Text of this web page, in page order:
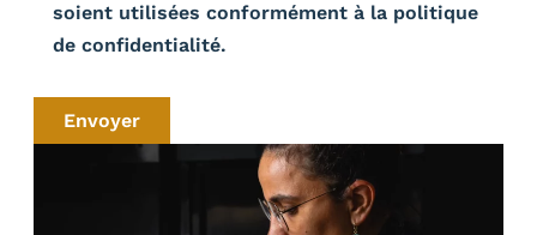
soient utilisées conformément à la politique
de confidentialité.